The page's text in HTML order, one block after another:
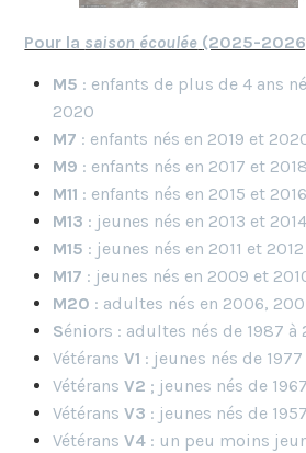
Pour la saison écoulée (2025-
M5 : enfants de plus de 4 ans
2020
M7 : enfants nés en 2019 et
M9 : enfants nés en 2017 et 2018
M11 : enfants nés en 2015 et 2016
M13 : jeunes nés en 2013 et 2014
M15 : jeunes nés en 2011 et 2012
M17 : jeunes nés en 2009 et
M20 : adultes nés en 2006,
Séniors : adultes nés de 1987 à
Vétérans V1 : jeunes nés de 1977
Vétérans V2 ; jeunes nés de
Vétérans V3 : jeunes nés de
Vétérans V4: un peu moins